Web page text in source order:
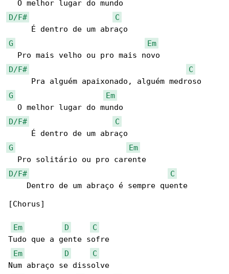
D/F#
C
G
Em
D/F#
C
G
Em
D/F#
C
G
Em
D/F#
C
    Dentro de um abraço é sempre quente
[Chorus]
Em D
C
Tudo que a gente sofre
Em
D
C
Num abraço se dissolve